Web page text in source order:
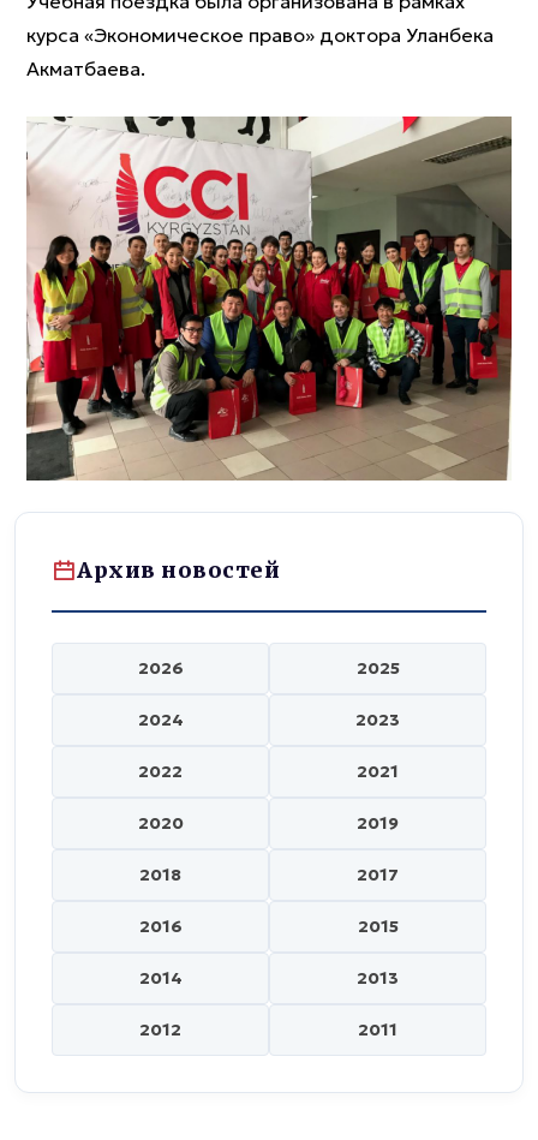
курса «Экономическое право» доктора Уланбека
Акматбаева.
Архив новостей
2026 2025
2024 2023
2022 2021
2020 2019
2018 2017
2016 2015
2014 2013
2012 2011